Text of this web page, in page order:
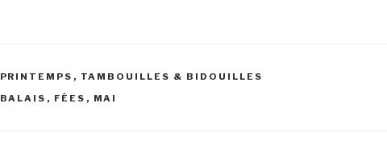
CATÉGORIES
PRINTEMPS , TAMBOUILLES & BIDOUILLES
ÉTIQUETTES
BALAIS , FÉES , MAI